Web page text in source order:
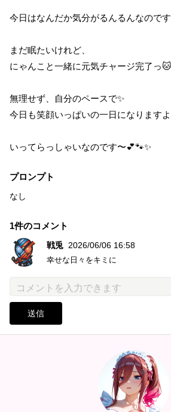
今日はなんだか気分がるんるんなので
まだ眠たいけれど、
にゃんこと一緒に元気チャージ完了っ
無理せず、自分のペースで✨
今日も笑顔いっぱいの一日になります
いってらっしゃいなのです〜💕🐾✨
プロンプト
なし
1件のコメント
戦兎 2026/06/06 16:58
幸せな日々をキミに
送信